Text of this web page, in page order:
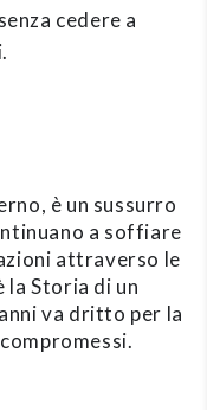
cedere a
è un sussurro
a soffiare
attraverso le
la Storia di un
va dritto per la